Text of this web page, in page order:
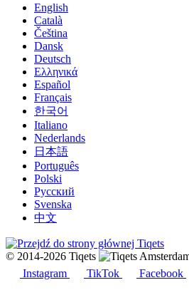
English
Català
Čeština
Dansk
Deutsch
Ελληνικά
Español
Français
한국어
Italiano
Nederlands
日本語
Português
Polski
Русский
Svenska
中文
© 2014-2026 Tiqets
Instagram
TikTok Facebook